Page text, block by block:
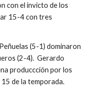
con el invicto de los
15-4 con tres
(5-1) dominaron
(2-4).  Gerardo
produccción por los
de la temporada.